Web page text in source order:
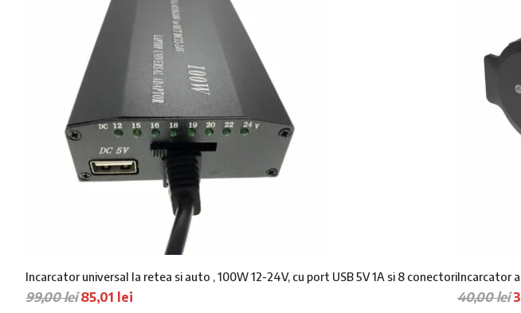
Incarcator universal la retea si auto , 100W 12-24V, cu port USB 5V 1A si 8 conectori
99,00lei P
85,01 lei
Incarcator
40,00lei P